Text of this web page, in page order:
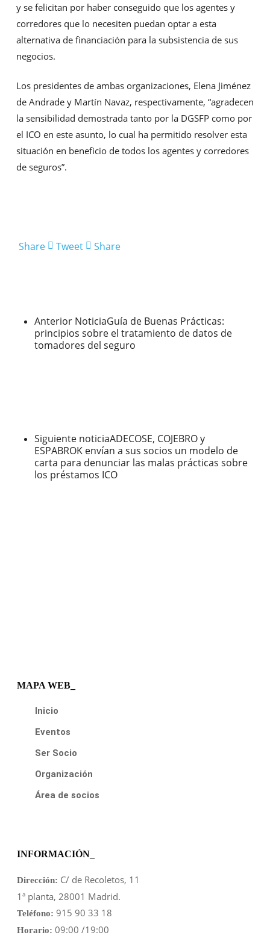
y se felicitan por haber conseguido que los agentes y
corredores que lo necesiten puedan optar a esta
alternativa de financiación para la subsistencia de sus
negocios.
Los presidentes de ambas organizaciones, Elena Jiménez
de Andrade y Martín Navaz, respectivamente, “agradecen
la sensibilidad demostrada tanto por la DGSFP como por
el ICO en este asunto, lo cual ha permitido resolver esta
situación en beneficio de todos los agentes y corredores
de seguros”.
Share Tweet Share
Anterior NoticiaGuía de Buenas Prácticas:
principios sobre el tratamiento de datos de
tomadores del seguro
Siguiente noticiaADECOSE, COJEBRO y
ESPABROK envían a sus socios un modelo de
carta para denunciar las malas prácticas sobre
los préstamos ICO
MAPA WEB_
Inicio
Eventos
Ser Socio
Organización
Área de socios
INFORMACIÓN_
Dirección: C/ de Recoletos, 11
1ª planta, 28001 Madrid.
Teléfono: 915 90 33 18
Horario: 09:00 /19:00